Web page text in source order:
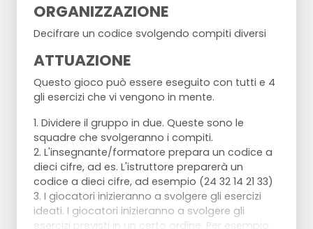
Esercizio 4: dieci addominali
Set 2;
Esercizio 1: Carriola
Esercizio 2: Tigre
Esercizio 3: Camminata a mano
Esercizio 4: Slice con 15 conteggi
Vince la coppia che per prima decifra il codice.
ORGANIZZAZIONE
Decifrare un codice svolgendo compiti diversi
ATTUAZIONE
Questo gioco può essere eseguito con tutti e 4
gli esercizi che vi vengono in mente.
1. Dividere il gruppo in due. Queste sono le
squadre che svolgeranno i compiti.
2. L'insegnante/formatore prepara un codice a
dieci cifre, ad es. L'istruttore preparerà un
codice a dieci cifre, ad esempio (24 32 14 21 33)
3. I giocatori inizieranno a svolgere gli esercizi
ideati. I giocatori inizieranno a svolgere gli
esercizi previsti in un certo ordine. Per esempio,